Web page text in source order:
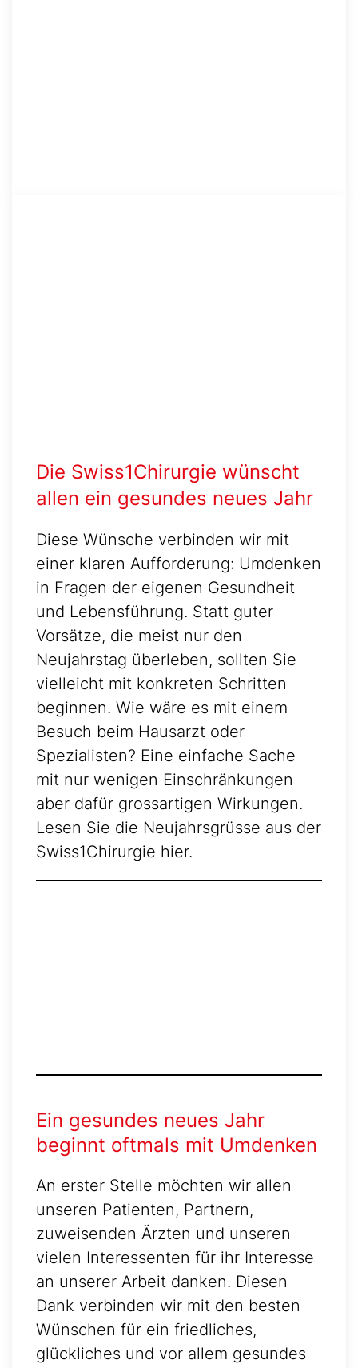
Die Swiss1Chirurgie wünscht
allen ein gesundes neues Jahr
Diese Wünsche verbinden wir mit
einer klaren Aufforderung: Umdenken
in Fragen der eigenen Gesundheit
und Lebensführung. Statt guter
Vorsätze, die meist nur den
Neujahrstag überleben, sollten Sie
vielleicht mit konkreten Schritten
beginnen. Wie wäre es mit einem
Besuch beim Hausarzt oder
Spezialisten? Eine einfache Sache
mit nur wenigen Einschränkungen
aber dafür grossartigen Wirkungen.
Lesen Sie die Neujahrsgrüsse aus der
Swiss1Chirurgie hier.
Ein gesundes neues Jahr
beginnt oftmals mit Umdenken
An erster Stelle möchten wir allen
unseren Patienten, Partnern,
zuweisenden Ärzten und unseren
vielen Interessenten für ihr Interesse
an unserer Arbeit danken. Diesen
Dank verbinden wir mit den besten
Wünschen für ein friedliches,
glückliches und vor allem gesundes